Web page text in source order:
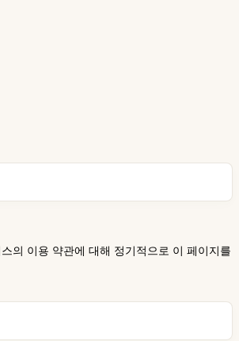
의 이용 약관에 대해 정기적으로 이 페이지를